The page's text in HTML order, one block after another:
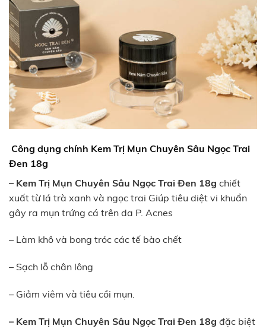
Công dụng chính Kem Trị Mụn Chuyên Sâu Ngọc Trai
Đen 18g
– Kem Trị Mụn Chuyên Sâu Ngọc Trai Đen 18g chiết
xuất từ lá trà xanh và ngọc trai Giúp tiêu diệt vi khuẩn
gây ra mụn trứng cá trên da P. Acnes
– Làm khô và bong tróc các tế bào chết
– Sạch lỗ chân lông
– Giảm viêm và tiêu cồi mụn.
– Kem Trị Mụn Chuyên Sâu Ngọc Trai Đen 18g đặc biệt